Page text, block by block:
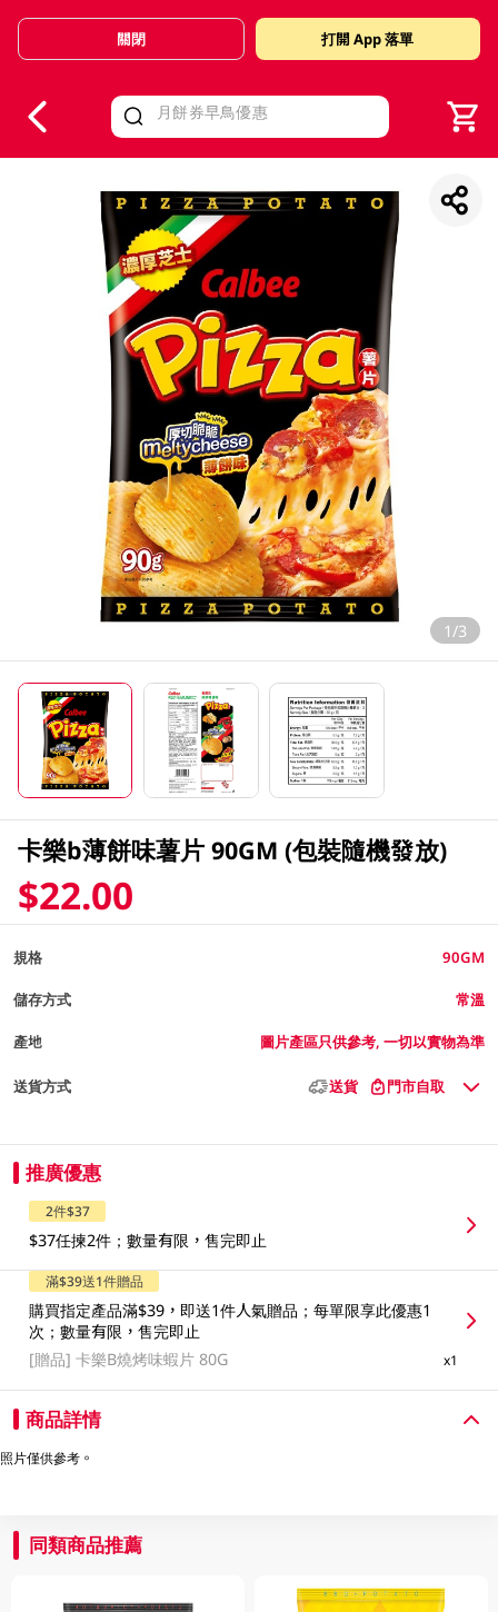
Valid Until 30 June 2026
關閉 打開 App 落單
1/3
卡樂b薄餅味薯片 90GM (包裝隨機發放)
$22.00
規格 90GM
儲存方式 常溫
產地 圖片產區只供參考, 一切以實物為準
送貨方式 送貨 門市自取
推廣優惠
2件$37
$37任揀2件；數量有限，售完即止
滿$39送1件贈品
購買指定產品滿$39，即送1件人氣贈品；每單限享此優惠1
次；數量有限，售完即止
[贈品]卡樂B燒烤味蝦片 80G x1
商品詳情
照片僅供參考。
同類商品推薦